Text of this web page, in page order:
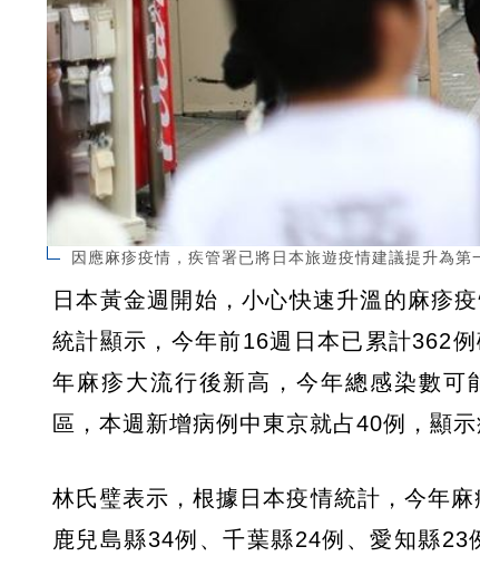
因應麻疹疫情，疾管署已將日本旅遊疫情建議提升為
日本黃金週開始，小心快速升溫的麻疹
統計顯示，今年前16週日本已累計362
年麻疹大流行後新高，今年總感染數
區，本週新增病例中東京就占40例，顯
林氏璧表示，根據日本疫情統計，今年
鹿兒島縣34例、千葉縣24例、愛知縣